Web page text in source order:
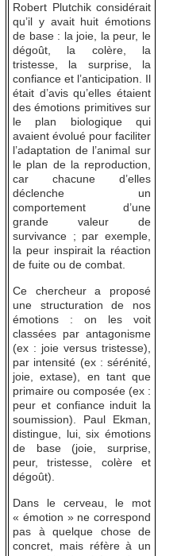
Robert Plutchik considérait
qu’il y avait huit émotions
de base : la joie, la peur, le
dégoût, la colère, la
tristesse, la surprise, la
confiance et l’anticipation. Il
était d’avis qu’elles étaient
des émotions primitives sur
le plan biologique qui
avaient évolué pour faciliter
l’adaptation de l’animal sur
le plan de la reproduction,
car chacune d’elles
déclenche un
comportement d’une
grande valeur de
survivance ; par exemple,
la peur inspirait la réaction
de fuite ou de combat.
Ce chercheur a proposé
une structuration de nos
émotions : on les voit
classées par antagonisme
(ex : joie versus tristesse),
par intensité (ex : sérénité,
joie, extase), en tant que
primaire ou composée (ex :
peur et confiance induit la
soumission). Paul Ekman,
distingue, lui, six émotions
de base (joie, surprise,
peur, tristesse, colère et
dégoût).
Dans le cerveau, le mot
« émotion » ne correspond
pas à quelque chose de
concret, mais réfère à un